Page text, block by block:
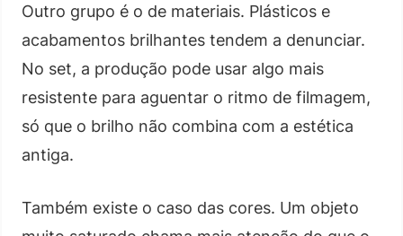
Outro grupo é o de materiais. Plásticos e
acabamentos brilhantes tendem a denunciar.
No set, a produção pode usar algo mais
resistente para aguentar o ritmo de filmagem,
só que o brilho não combina com a estética
antiga.
Também existe o caso das cores. Um objeto